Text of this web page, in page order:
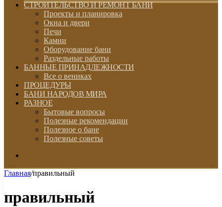
СТРОИТЕЛЬСТВО И РЕМОНТ БАНИ
Проекты и планировка
Окна и двери
Печи
Камни
Оборудование бани
Раздельные работы
БАННЫЕ ПРИНАДЛЕЖНОСТИ
Все о вениках
ПРОЦЕДУРЫ
БАНИ НАРОДОВ МИРА
РАЗНОЕ
Бытовые вопросы
Полезные рекомендации
Полезное о бане
Полезные советы
Главная/правильный
правильный